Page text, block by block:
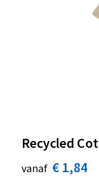
Recycled
vanaf € 1,84